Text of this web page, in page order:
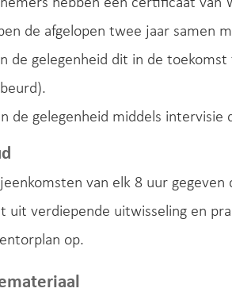
de afgelopen twee jaar samen
de gelegenheid dit in de
de gelegenheid middels
van elk 8 uur
uit verdiepende uitwisseling en
op.